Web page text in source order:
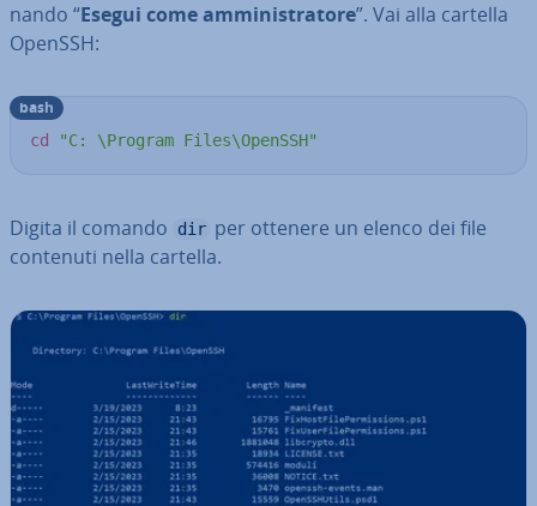
nan­do “Esegui come am­mi­ni­stra­to­re”. Vai alla cartella
OpenSSH:
cd "C: \Program Files\OpenSSH"
bash
Digita il comando dir per ottenere un elenco dei file
contenuti nella cartella.